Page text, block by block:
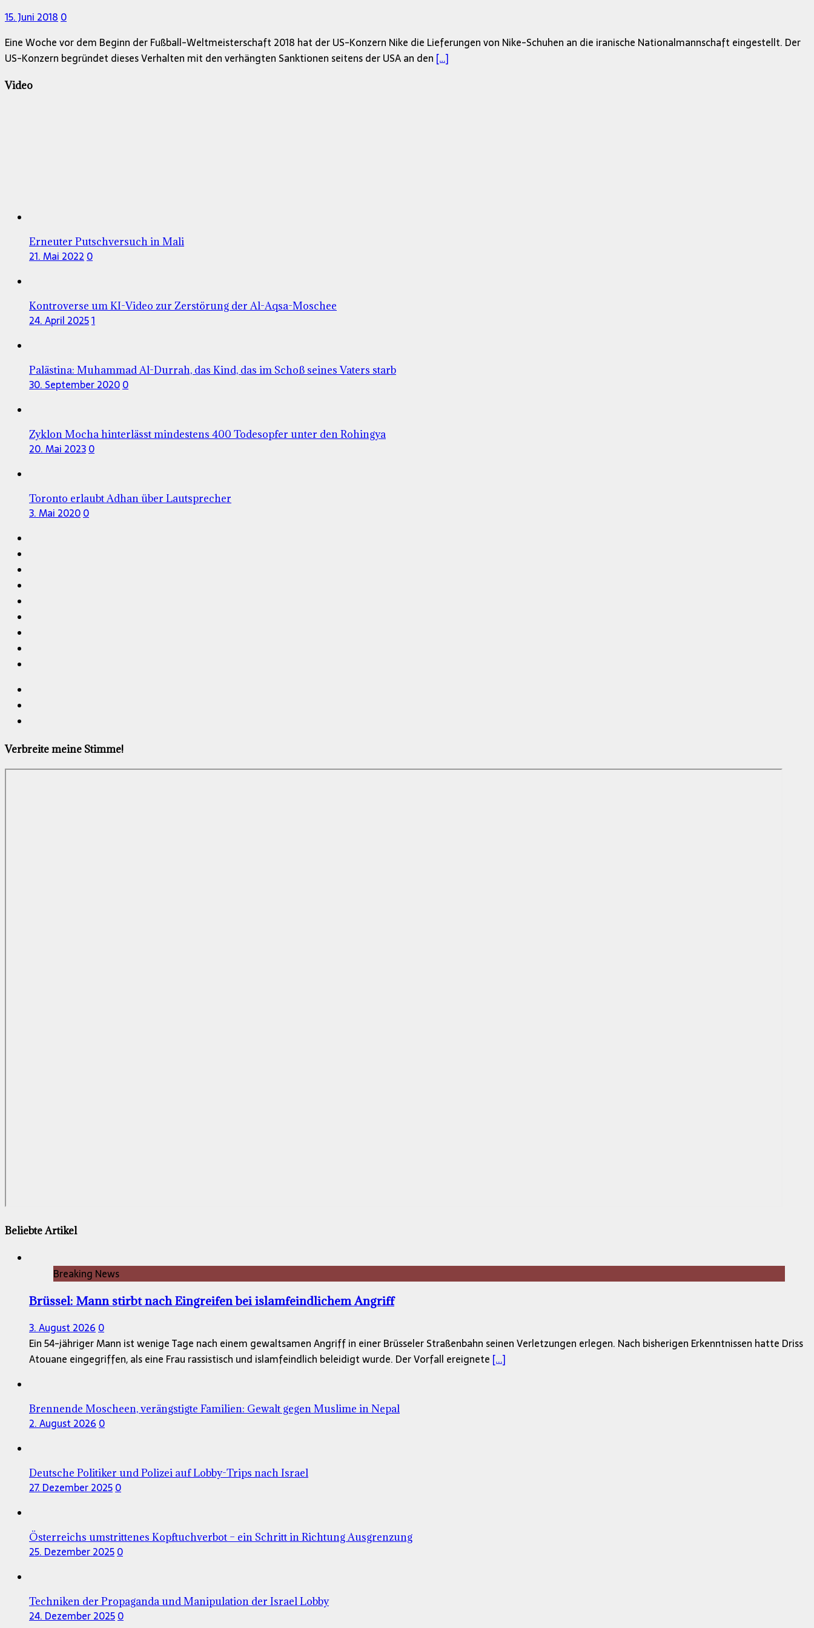
15. Juni 2018 0
Eine Woche vor dem Beginn der Fußball-Weltmeisterschaft 2018 hat der US-Konzern Nike die Lieferungen von Nike-Schuhen an die iranische Nationalmannschaft eingestellt. Der
US-Konzern begründet dieses Verhalten mit den verhängten Sanktionen seitens der USA an den […]
Video
Erneuter Putschversuch in Mali
21. Mai 20220
Kontroverse um KI-Video zur Zerstörung der Al-Aqsa-Moschee
24. April 20251
Palästina: Muhammad Al-Durrah, das Kind, das im Schoß seines Vaters starb
30. September 20200
Zyklon Mocha hinterlässt mindestens 400 Todesopfer unter den Rohingya
20. Mai 20230
Toronto erlaubt Adhan über Lautsprecher
3. Mai 20200
Verbreite meine Stimme!
Beliebte Artikel
Breaking News
Brüssel: Mann stirbt nach Eingreifen bei islamfeindlichem Angriff
3. August 2026 0
Ein 54-jähriger Mann ist wenige Tage nach einem gewaltsamen Angriff in einer Brüsseler Straßenbahn seinen Verletzungen erlegen. Nach bisherigen Erkenntnissen hatte Driss
Atouane eingegriffen, als eine Frau rassistisch und islamfeindlich beleidigt wurde. Der Vorfall ereignete [...]
Brennende Moscheen, verängstigte Familien: Gewalt gegen Muslime in Nepal
2. August 2026 0
Deutsche Politiker und Polizei auf Lobby-Trips nach Israel
27. Dezember 20250
Österreichs umstrittenes Kopftuchverbot – ein Schritt in Richtung Ausgrenzung
25. Dezember 20250
Techniken der Propaganda und Manipulation der Israel Lobby
24. Dezember 20250